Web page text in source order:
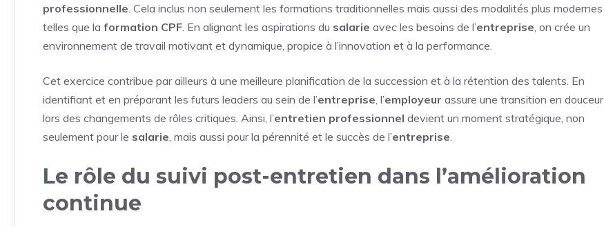
professionnelle . Cela inclus non seulement les formations traditionnelles mais aussi des modalités plus modernes
telles que la formation CPF . En alignant les aspirations du salarie avec les besoins de l’entreprise , on crée un
environnement de travail motivant et dynamique, propice à l’innovation et à la performance.
Cet exercice contribue par ailleurs à une meilleure planification de la succession et à la rétention des talents. En
identifiant et en préparant les futurs leaders au sein de l’entreprise , l’employeur assure une transition en douceur
lors des changements de rôles critiques. Ainsi, l’entretien professionnel devient un moment stratégique, non
seulement pour le salarie , mais aussi pour la pérennité et le succès de l’entreprise
Le rôle du suivi post-entretien dans l’amélioration
continue